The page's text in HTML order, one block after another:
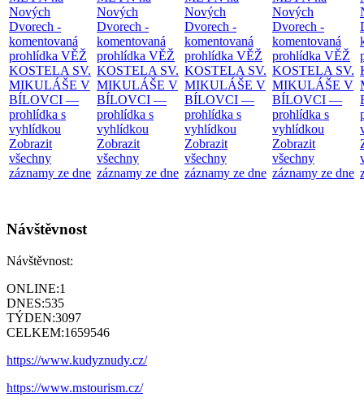
Nových
Dvorech -
komentovaná
prohlídka VĚŽ
KOSTELA SV.
MIKULÁŠE V
BÍLOVCI —
prohlídka s
vyhlídkou
Zobrazit
všechny
záznamy ze dne
Nových
Dvorech -
komentovaná
prohlídka VĚŽ
KOSTELA SV.
MIKULÁŠE V
BÍLOVCI —
prohlídka s
vyhlídkou
Zobrazit
všechny
záznamy ze dne
Nových
Dvorech -
komentovaná
prohlídka VĚŽ
KOSTELA SV.
MIKULÁŠE V
BÍLOVCI —
prohlídka s
vyhlídkou
Zobrazit
všechny
záznamy ze dne
Nových
Dvorech -
komentovaná
prohlídka VĚŽ
KOSTELA SV.
MIKULÁŠE V
BÍLOVCI —
prohlídka s
vyhlídkou
Zobrazit
všechny
záznamy ze dne
Návštěvnost
Návštěvnost:
ONLINE:1
DNES:535
TÝDEN:3097
CELKEM:1659546
https://www.kudyznudy.cz/
https://www.mstourism.cz/